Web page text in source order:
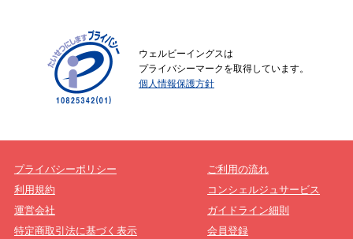
ウェルビーイングスは
プライバシーマークを取得しています。
個人情報保護方針
プライバシーポリシー
利用規約
運営会社
特定商取引法に基づく表示
ご利用の流れ
コンシェルジュサービス
ガイドライン細則
会員登録